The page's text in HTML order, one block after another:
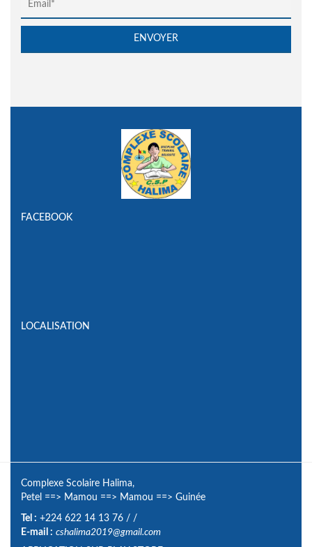
FACEBOOK
LOCALISATION
Complexe Scolaire Halima,
Petel ==> Mamou ==> Mamou ==> Guinée
Tel : +224 622 14 13 76 / /
E-mail : cshalima2019@gmail.com